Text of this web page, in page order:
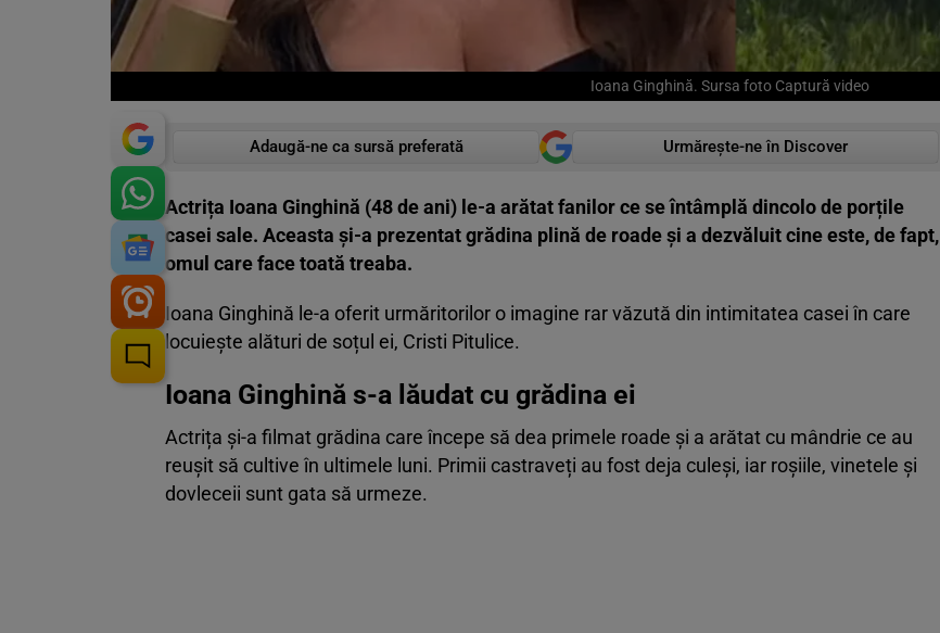
Ioana Ginghină. Sursa foto Captură video
Adaugă-ne ca sursă preferată Urmărește-ne în Discover
Actrița Ioana Ginghină (48 de ani) le-a arătat fanilor ce se întâmplă dincolo de porțile
casei sale. Aceasta și-a prezentat grădina plină de roade și a dezvăluit cine este, de fapt,
omul care face toată treaba.
Ioana Ginghină le-a oferit urmăritorilor o imagine rar văzută din intimitatea casei în care
locuiește alături de soțul ei, Cristi Pitulice.
Ioana Ginghină s-a lăudat cu grădina ei
Actrița și-a filmat grădina care începe să dea primele roade și a arătat cu mândrie ce au
reușit să cultive în ultimele luni. Primii castraveți au fost deja culeși, iar roșiile, vinetele și
dovleceii sunt gata să urmeze.